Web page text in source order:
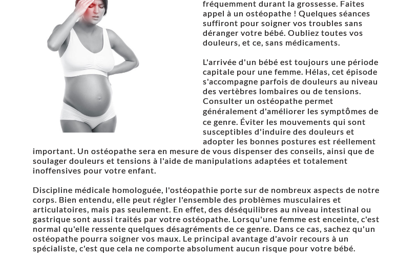
fréquemment durant la grossesse. Faites
appel à un ostéopathe ! Quelques séances
suffiront pour soigner vos troubles sans
déranger votre bébé. Oubliez toutes vos
douleurs, et ce, sans médicaments.
L'arrivée d'un bébé est toujours une période
capitale pour une femme. Hélas, cet épisode
s'accompagne parfois de douleurs au niveau
des vertèbres lombaires ou de tensions.
Consulter un ostéopathe permet
généralement d'améliorer les symptômes de
ce genre. Éviter les mouvements qui sont
susceptibles d'induire des douleurs et
adopter les bonnes postures est réellement
important. Un ostéopathe sera en mesure de vous dispenser des conseils, ainsi que de
soulager douleurs et tensions à l'aide de manipulations adaptées et totalement
inoffensives pour votre enfant.
Discipline médicale homologuée, l'ostéopathie porte sur de nombreux aspects de notre
corps. Bien entendu, elle peut régler l'ensemble des problèmes musculaires et
articulatoires, mais pas seulement. En effet, des déséquilibres au niveau intestinal ou
gastrique sont aussi traités par votre ostéopathe. Lorsqu'une femme est enceinte, c'est
normal qu'elle ressente quelques désagréments de ce genre. Dans ce cas, sachez qu'un
ostéopathe pourra soigner vos maux. Le principal avantage d'avoir recours à un
spécialiste, c'est que cela ne comporte absolument aucun risque pour votre bébé.